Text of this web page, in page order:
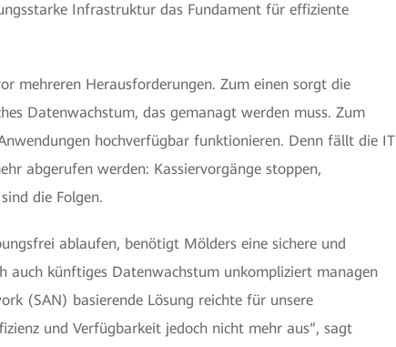
Infrastruktur das Fundament für effiziente
mehreren Herausforderungen. Zum einen sorgt die
Datenwachstum, das gemanagt werden muss. Zum
hochverfügbar funktionieren. Denn fällt die IT
abgerufen werden: Kassiervorgänge stoppen,
die Folgen.
ablaufen, benötigt Mölders eine sichere und
auch künftiges Datenwachstum unkompliziert managen
(SAN) basierende Lösung reichte für unsere
und Verfügbarkeit jedoch nicht mehr aus“, sagt